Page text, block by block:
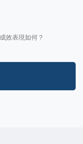
效表現如何？